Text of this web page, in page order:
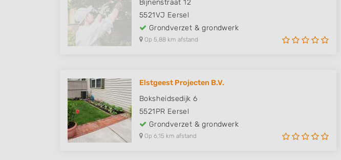
Bijnenstraat 12
5521VJ Eersel
Grondverzet & grondwerk
Op 5,88 km afstand
Elstgeest Projecten B.V.
Boksheidsedijk 6
5521PR Eersel
Grondverzet & grondwerk
Op 6,15 km afstand